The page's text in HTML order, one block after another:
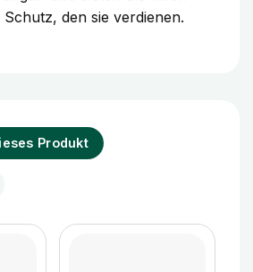
den sie verdienen.
Produkt